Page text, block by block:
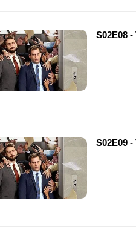
S02E08 -
S02E09